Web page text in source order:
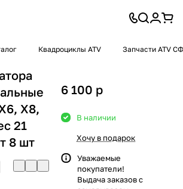
Квадроциклы ATV Запчасти ATV СФ
X8,
21
8 шт
6 100 p
В наличии
Хочу в подарок
Уважаемые
покупатели!
Выдача заказов с